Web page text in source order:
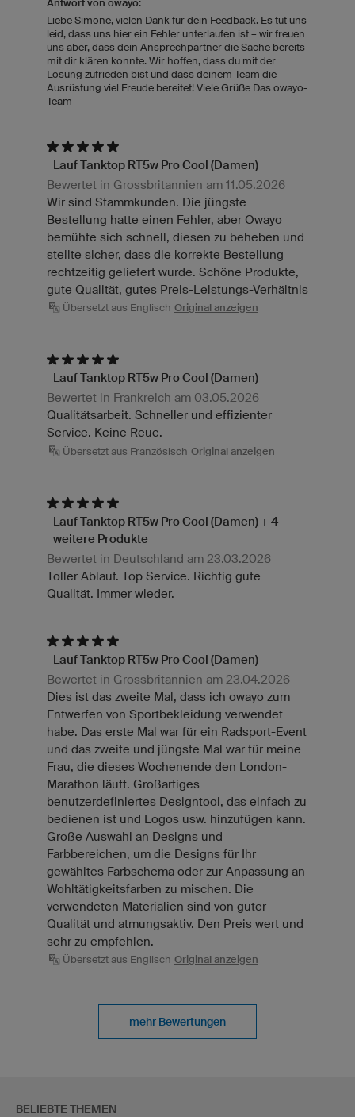
Antwort von owayo:
Liebe Simone, vielen Dank für dein Feedback. Es tut uns
leid, dass uns hier ein Fehler unterlaufen ist – wir freuen
uns aber, dass dein Ansprechpartner die Sache bereits
mit dir klären konnte. Wir hoffen, dass du mit der
Lösung zufrieden bist und dass deinem Team die
Ausrüstung viel Freude bereitet! Viele Grüße Das owayo-
Team
Lauf Tanktop RT5w Pro Cool (Damen)
Bewertet in Grossbritannien am 11.05.2026
Wir sind Stammkunden. Die jüngste
Bestellung hatte einen Fehler, aber Owayo
bemühte sich schnell, diesen zu beheben und
stellte sicher, dass die korrekte Bestellung
rechtzeitig geliefert wurde. Schöne Produkte,
gute Qualität, gutes Preis-Leistungs-Verhältnis
Übersetzt aus Englisch Original anzeigen
Lauf Tanktop RT5w Pro Cool (Damen)
Bewertet in Frankreich am 03.05.2026
Qualitätsarbeit. Schneller und effizienter
Service. Keine Reue.
Übersetzt aus Französisch Original anzeigen
Lauf Tanktop RT5w Pro Cool (Damen) + 4
weitere Produkte
Bewertet in Deutschland am 23.03.2026
Toller Ablauf. Top Service. Richtig gute
Qualität. Immer wieder.
Lauf Tanktop RT5w Pro Cool (Damen)
Bewertet in Grossbritannien am 23.04.2026
Dies ist das zweite Mal, dass ich owayo zum
Entwerfen von Sportbekleidung verwendet
habe. Das erste Mal war für ein Radsport-Event
und das zweite und jüngste Mal war für meine
Frau, die dieses Wochenende den London-
Marathon läuft. Großartiges
benutzerdefiniertes Designtool, das einfach zu
bedienen ist und Logos usw. hinzufügen kann.
Große Auswahl an Designs und
Farbbereichen, um die Designs für Ihr
gewähltes Farbschema oder zur Anpassung an
Wohltätigkeitsfarben zu mischen. Die
verwendeten Materialien sind von guter
Qualität und atmungsaktiv. Den Preis wert und
sehr zu empfehlen.
Übersetzt aus Englisch Original anzeigen
mehr Bewertungen
BELIEBTE THEMEN